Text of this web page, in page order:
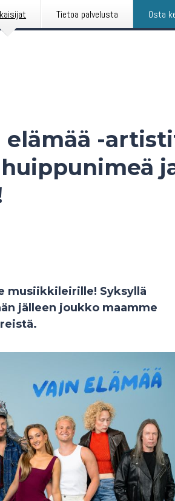
Tietoa palvelusta Osta
elämää -
musiikkileirille! Syksyllä
jälleen joukko maamme